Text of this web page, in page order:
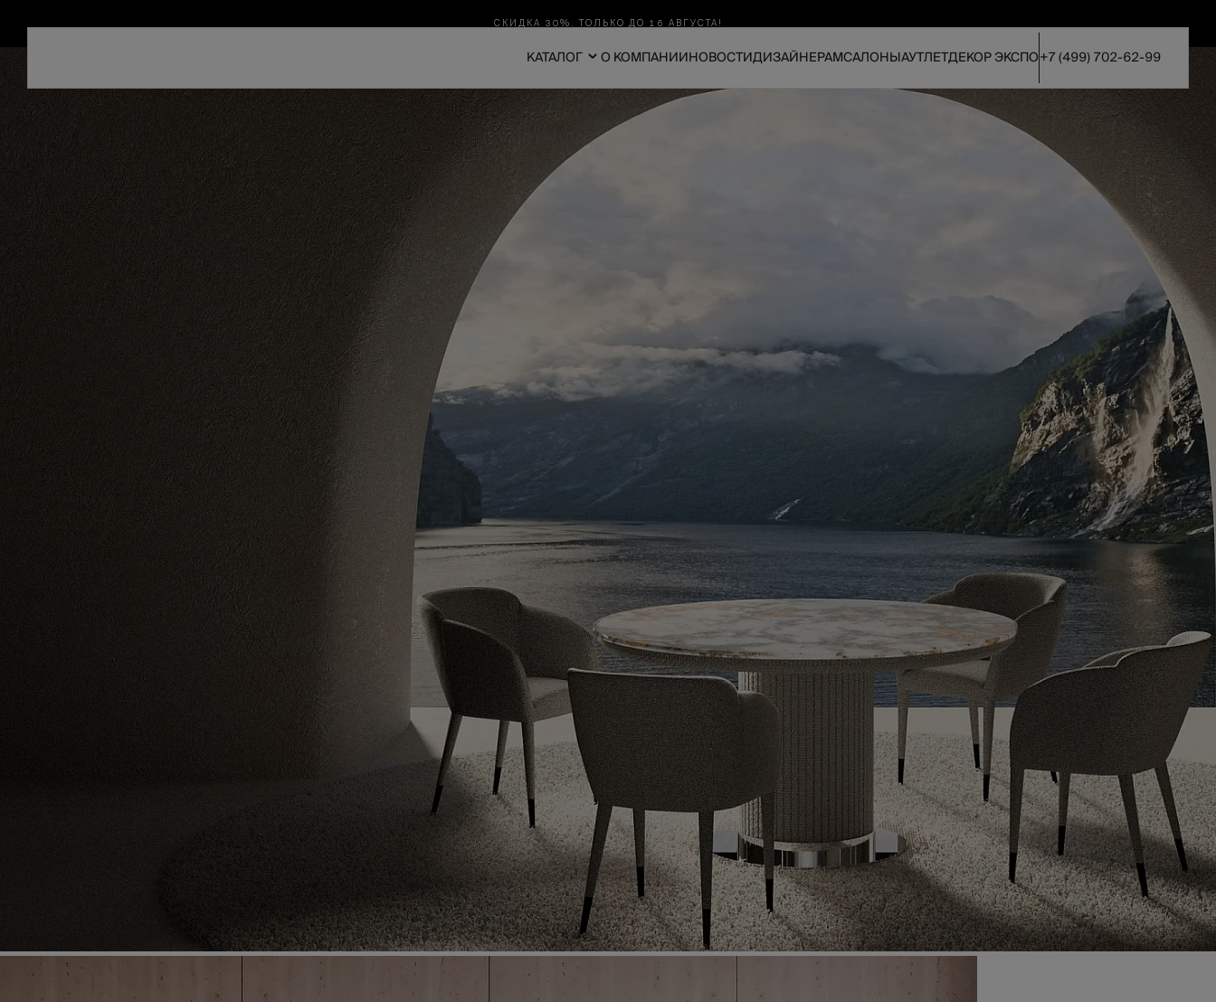
СКИДКА 30%. ТОЛЬКО ДО 16 АВГУСТА!
КАТАЛОГ О КОМПАНИИНОВОСТИДИЗАЙНЕРАМСАЛОНЫАУТЛЕТДЕКОР ЭКСПО+7 (499) 702-62-99